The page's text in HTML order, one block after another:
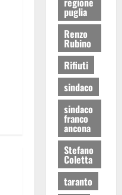
puglia
Renzo
Rubino
Rifiuti
sindaco
sindaco
franco
ancona
Stefano
Coletta
taranto